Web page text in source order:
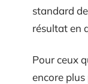
standard
résultat en
Pour ceux
encore plus